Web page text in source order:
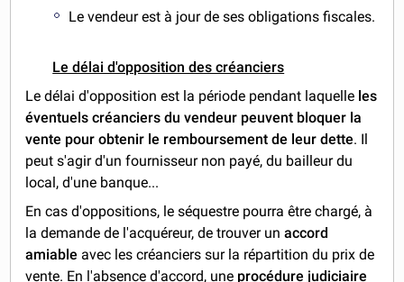
Le vendeur est à jour de ses obligations fiscales.
Le délai d'opposition des créanciers
Le délai d'opposition est la période pendant laquelle les
éventuels créanciers du vendeur peuvent bloquer la
vente pour obtenir le remboursement de leur dette. Il
peut s'agir d'un fournisseur non payé, du bailleur du
local, d'une banque...
En cas d'oppositions, le séquestre pourra être chargé, à
la demande de l'acquéreur, de trouver unaccord
amiable avec les créanciers sur la répartition du prix de
vente. En l'absence d'accord, une procédure judiciaire